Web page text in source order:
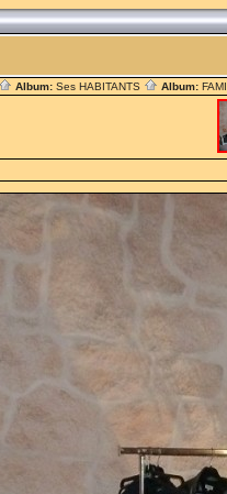
Album: Ses HABITANTS Album: